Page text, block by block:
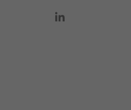
Lien Linkedin